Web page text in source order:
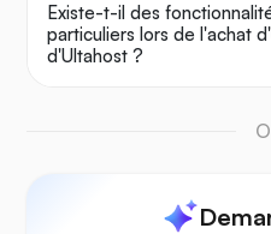
Existe-t-il des
particuliers lors de l'achat
d'Ultahost ?